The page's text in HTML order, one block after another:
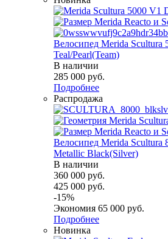
Велосипед Merida Scultura
Teal/Pearl(Team)
В наличии
285 000 руб.
Подробнее
Распродажа
Велосипед Merida Scultura
Metallic Black(Silver)
В наличии
360 000 руб.
425 000 руб.
-15%
Экономия 65 000 руб.
Подробнее
Новинка